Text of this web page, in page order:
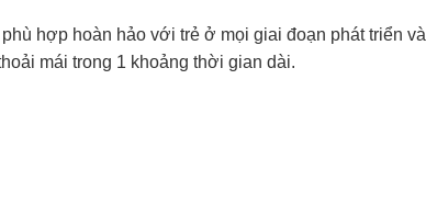
hợp hoàn hảo với trẻ ở mọi giai đoạn phát triển và
mái trong 1 khoảng thời gian dài.